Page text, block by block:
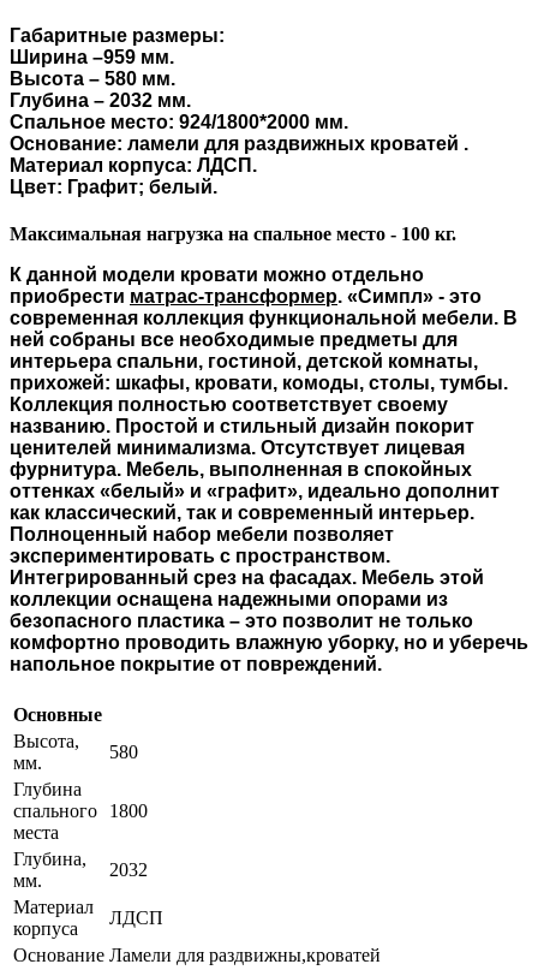
Габаритные размеры:
Ширина –959 мм.
Высота – 580 мм.
Глубина – 2032 мм.
Спальное место: 924/1800*2000 мм.
Основание: ламели для раздвижных кроватей .
Материал корпуса: ЛДСП.
Цвет: Графит; белый.
Максимальная нагрузка на спальное место - 100 кг.
К данной модели кровати можно отдельно
приобрести матрас-трансформер. «Симпл» - это
современная коллекция функциональной мебели. В
ней собраны все необходимые предметы для
интерьера спальни, гостиной, детской комнаты,
прихожей: шкафы, кровати, комоды, столы, тумбы.
Коллекция полностью соответствует своему
названию. Простой и стильный дизайн покорит
ценителей минимализма. Отсутствует лицевая
фурнитура. Мебель, выполненная в спокойных
оттенках «белый» и «графит», идеально дополнит
как классический, так и современный интерьер.
Полноценный набор мебели позволяет
экспериментировать с пространством.
Интегрированный срез на фасадах. Мебель этой
коллекции оснащена надежными опорами из
безопасного пластика – это позволит не только
комфортно проводить влажную уборку, но и уберечь
напольное покрытие от повреждений.
Основные
Высота,
мм.
580
Глубина
спального
места
1800
Глубина,
мм.
2032
Материал
корпуса
ЛДСП
Основание Ламели для раздвижны,кроватей